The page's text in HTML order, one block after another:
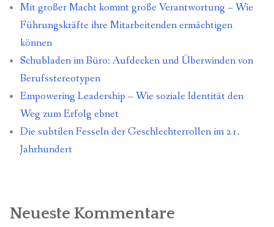
Mit großer Macht kommt große Verantwortung – Wie
Führungskräfte ihre Mitarbeitenden ermächtigen
können
Schubladen im Büro: Aufdecken und Überwinden von
Berufsstereotypen
Empowering Leadership – Wie soziale Identität den
Weg zum Erfolg ebnet
Die subtilen Fesseln der Geschlechterrollen im 21.
Jahrhundert
Neueste Kommentare